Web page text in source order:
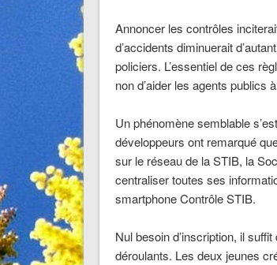
Annoncer les contrôles
d’accidents diminuerait
policiers. L’essentiel de ces
non d’aider les agents publics
Un phénomène semblable
développeurs ont remarqué
sur le réseau de la STIB, la
centraliser toutes ses
smartphone Contrôle STIB.
Nul besoin d’inscription, il
déroulants. Les deux jeunes